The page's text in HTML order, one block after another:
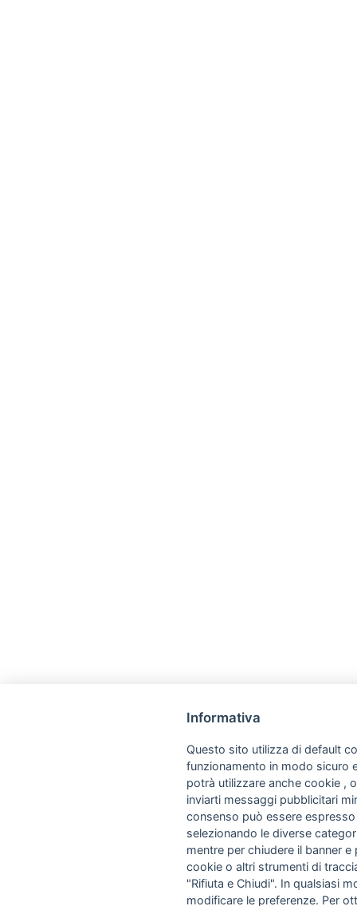
Informativa
Questo sito utilizza di default
funzionamento in modo sicuro
potrà utilizzare anche cookie ,
inviarti messaggi pubblicitari
consenso può essere
selezionando le diverse
mentre per chiudere il banner
cookie o altri strumenti di
"Rifiuta e Chiudi". In qualsiasi
modificare le preferenze. Per